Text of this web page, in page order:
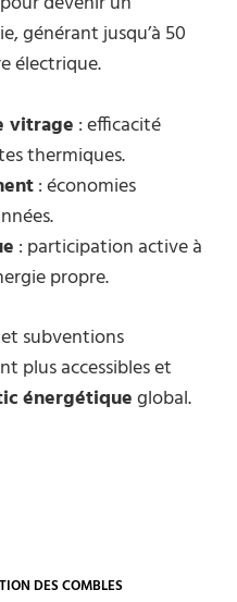
générant jusqu’à 50
électrique.
vitrage : efficacité
thermiques.
: économies
: participation active à
propre.
subventions
plus accessibles et
énergétiqueglobal.
DES COMBLES